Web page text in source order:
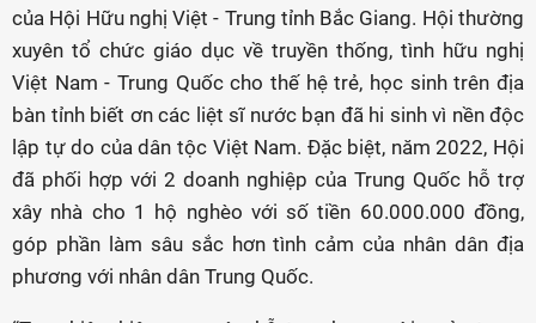
của Hội Hữu nghị Việt - Trung tỉnh Bắc Giang. Hội thường
xuyên tổ chức giáo dục về truyền thống, tình hữu nghị
Việt Nam - Trung Quốc cho thế hệ trẻ, học sinh trên địa
bàn tỉnh biết ơn các liệt sĩ nước bạn đã hi sinh vì nền độc
lập tự do của dân tộc Việt Nam. Đặc biệt, năm 2022, Hội
đã phối hợp với 2 doanh nghiệp của Trung Quốc hỗ trợ
xây nhà cho 1 hộ nghèo với số tiền 60.000.000 đồng,
góp phần làm sâu sắc hơn tình cảm của nhân dân địa
phương với nhân dân Trung Quốc.